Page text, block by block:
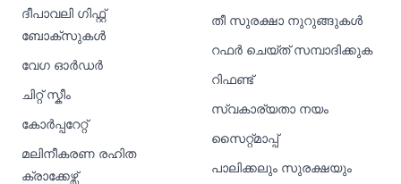
ദീപാവലി ഗിഫ്റ്റ്
ബോക്സുകൾ
വേഗ ഓർഡർ
ചിറ്റ് സ്കീം
കോർപ്പറേറ്റ്
മലിനീകരണ രഹിത
ക്രാക്കേഴ്സ്
തീ സുരക്ഷാ നുറുങ്ങുകൾ
റഫർ ചെയ്ത് സമ്പാദിക്കുക
റിഫണ്ട്
സ്വകാര്യതാ നയം
സൈറ്റ്മാപ്പ്
പാലിക്കലും സുരക്ഷയും